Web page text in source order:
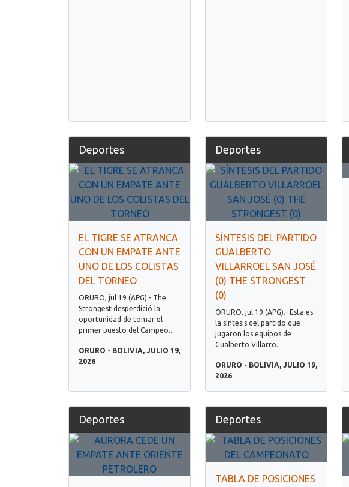
Deportes
EL TIGRE SE ATRANCA
CON UN EMPATE ANTE
UNO DE LOS COLISTAS
DEL TORNEO
ORURO, jul 19 (APG).- The
Strongest desperdició la
oportunidad de tomar el
primer puesto del Campeo...
ORURO - BOLIVIA, JULIO 19,
2026
Deportes
SÍNTESIS DEL PARTIDO
GUALBERTO
VILLARROEL SAN JOSÉ
(0) THE STRONGEST
(0)
ORURO, jul 19 (APG).- Esta es
la síntesis del partido que
jugaron los equipos de
Gualberto Villarro...
ORURO - BOLIVIA, JULIO 19,
2026
Deportes Deportes
TABLA DE POSICIONES